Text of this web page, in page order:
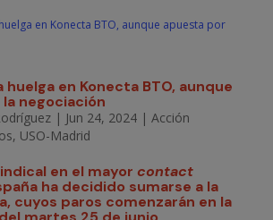
huelga en Konecta BTO, aunque
negociación
| Jun 24, 2024| Acción
, USO-Madrid
en el mayor contact
ha decidido sumarse a la
cuyos paros comenzarán en la